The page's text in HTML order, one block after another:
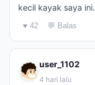
kecil kayak saya ini.
♥ 42 💬 Balas
user_1102
4 hari lalu